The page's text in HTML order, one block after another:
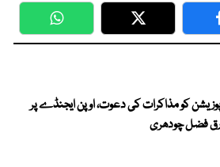
WhatsApp Twitter
کو مذاکرات کی دعوت، اوپن ایجنڈے پر
فضل چودھری